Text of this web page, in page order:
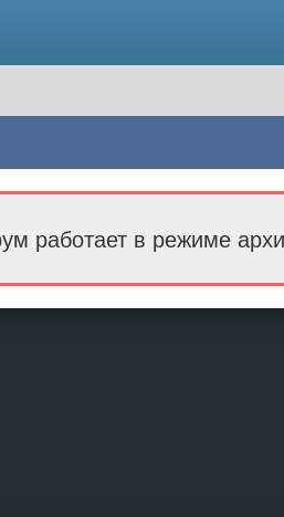
работает в режиме